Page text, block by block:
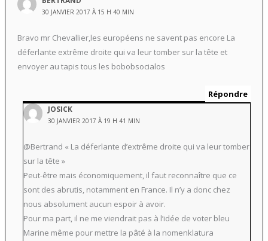
30 JANVIER 2017 À 15 H 40 MIN
Bravo mr Chevallier,les européens ne savent pas encore La
déferlante extrême droite qui va leur tomber sur la tête et
envoyer au tapis tous les bobobsocialos
Répondre
JOSICK
30 JANVIER 2017 À 19 H 41 MIN
@Bertrand « La déferlante d’extrême droite qui va leur tomber
sur la tête »
Peut-être mais économiquement, il faut reconnaître que ce
sont des abrutis, notamment en France. Il n’y a donc chez
nous absolument aucun espoir à avoir.
Pour ma part, il ne me viendrait pas à l’idée de voter bleu
Marine même pour mettre la pâté à la nomenklatura